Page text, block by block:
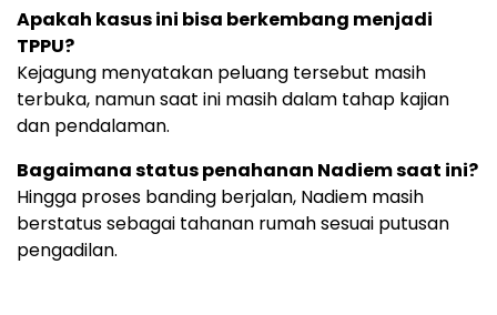
Apakah kasus ini bisa berkembang menjadi
TPPU?
Kejagung menyatakan peluang tersebut masih
terbuka, namun saat ini masih dalam tahap kajian
dan pendalaman.
Bagaimana status penahanan Nadiem saat ini?
Hingga proses banding berjalan, Nadiem masih
berstatus sebagai tahanan rumah sesuai putusan
pengadilan.